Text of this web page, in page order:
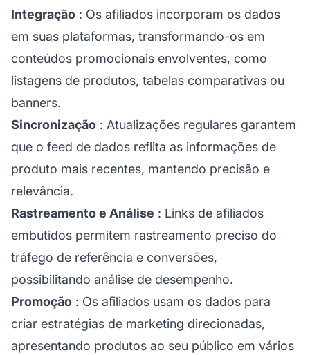
Integração : Os afiliados incorporam os dados
em suas plataformas, transformando-os em
conteúdos promocionais envolventes, como
listagens de produtos, tabelas comparativas ou
banners.
Sincronização : Atualizações regulares garantem
que o feed de dados reflita as informações de
produto mais recentes, mantendo precisão e
relevância.
Rastreamento e Análise : Links de afiliados
embutidos permitem rastreamento preciso do
tráfego de referência e conversões,
possibilitando análise de desempenho.
Promoção : Os afiliados usam os dados para
criar estratégias de marketing direcionadas,
apresentando produtos ao seu público em vários